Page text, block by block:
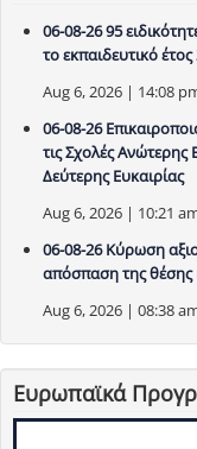
06-08-26 95
το εκπαιδευτικό
Aug 6, 2026 | 14:08
06-08-26
τις Σχολές Ανώτερης
Δεύτερης Ευκαιρίας
Aug 6, 2026 | 10:21
06-08-26 Κύρωση
απόσπαση της θέσης
Aug 6, 2026 | 08:38
Ευρωπαϊκά